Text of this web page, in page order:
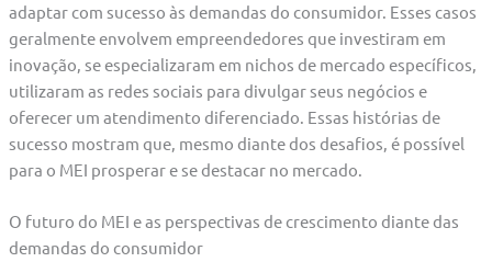
adaptar com sucesso às demandas do consumidor. Esses casos
geralmente envolvem empreendedores que investiram em
inovação, se especializaram em nichos de mercado específicos,
utilizaram as redes sociais para divulgar seus negócios e
oferecer um atendimento diferenciado. Essas histórias de
sucesso mostram que, mesmo diante dos desafios, é possível
para o MEI prosperar e se destacar no mercado.
O futuro do MEI e as perspectivas de crescimento diante das
demandas do consumidor